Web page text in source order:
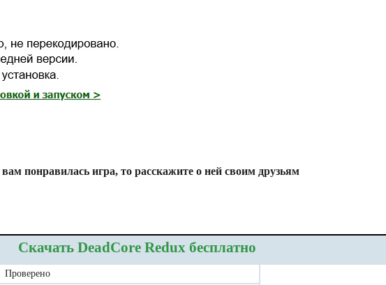
понравилась игра, то расскажите о ней своим друзьям
Скачать DeadCore Redux бесплатно
Проверено